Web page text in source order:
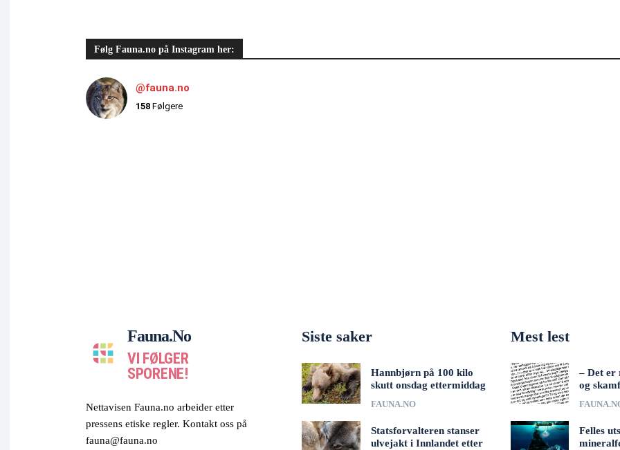
Følg Fauna.no på Instagram her:
@fauna.no
158 Følgere
Fauna.no
VI FØLGER
SPORENE!
Nettavisen Fauna.no arbeider etter
pressens etiske regler. Kontakt oss på
fauna@fauna.no
Siste saker
Hannbjørn på 100 kilo
skutt onsdag ettermiddag
FAUNA.NO
Statsforvalteren stanser
ulvejakt i Innlandet etter
Mest lest
– Det er
og
Felles